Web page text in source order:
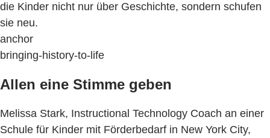
die Kinder nicht nur über Geschichte, sondern schufen
sie neu.
anchor
bringing-history-to-life
Allen eine Stimme geben
Melissa Stark, Instructional Technology Coach an einer
Schule für Kinder mit Förderbedarf in New York City,